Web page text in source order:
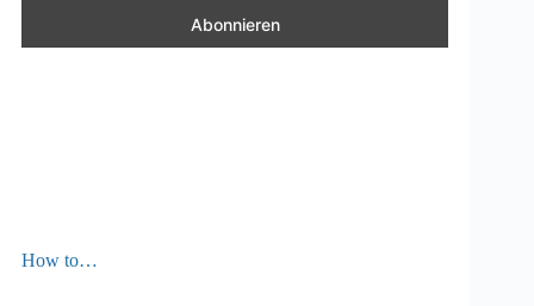
How to…